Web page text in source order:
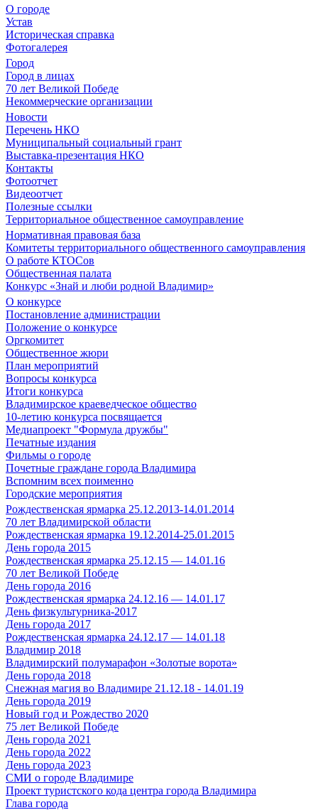
О городе
Устав
Историческая справка
Фотогалерея
Город
Город в лицах
70 лет Великой Победе
Некоммерческие организации
Новости
Перечень НКО
Муниципальный социальный грант
Выставка-презентация НКО
Контакты
Фотоотчет
Видеоотчет
Полезные ссылки
Территориальное общественное самоуправление
Нормативная правовая база
Комитеты территориального общественного самоуправления
О работе КТОСов
Общественная палата
Конкурс «Знай и люби родной Владимир»
О конкурсе
Постановление администрации
Положение о конкурсе
Оргкомитет
Общественное жюри
План мероприятий
Вопросы конкурса
Итоги конкурса
Владимирское краеведческое общество
10-летию конкурса посвящается
Медиапроект "Формула дружбы"
Печатные издания
Фильмы о городе
Почетные граждане города Владимира
Вспомним всех поименно
Городские мероприятия
Рождественская ярмарка 25.12.2013-14.01.2014
70 лет Владимирской области
Рождественская ярмарка 19.12.2014-25.01.2015
День города 2015
Рождественская ярмарка 25.12.15 — 14.01.16
70 лет Великой Победе
День города 2016
Рождественская ярмарка 24.12.16 — 14.01.17
День физкультурника-2017
День города 2017
Рождественская ярмарка 24.12.17 — 14.01.18
Владимир 2018
Владимирский полумарафон «Золотые ворота»
День города 2018
Снежная магия во Владимире 21.12.18 - 14.01.19
День города 2019
Новый год и Рождество 2020
75 лет Великой Победе
День города 2021
День города 2022
День города 2023
СМИ о городе Владимире
Проект туристского кода центра города Владимира
Глава города